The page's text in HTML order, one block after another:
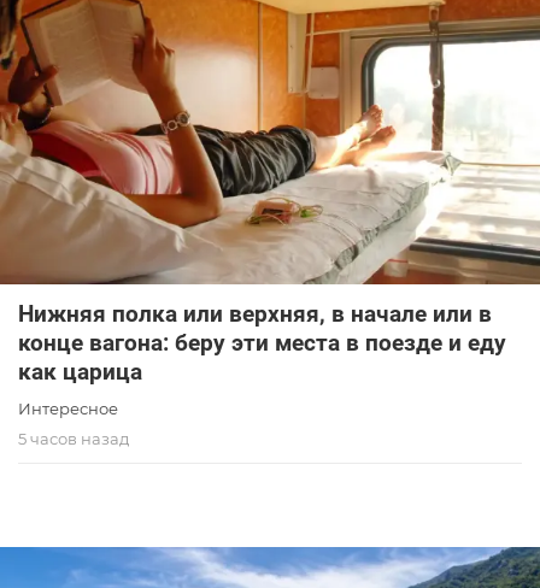
Нижняя полка или верхняя, в начале или в
конце вагона: беру эти места в поезде и еду
как царица
Интересное
5 часов назад